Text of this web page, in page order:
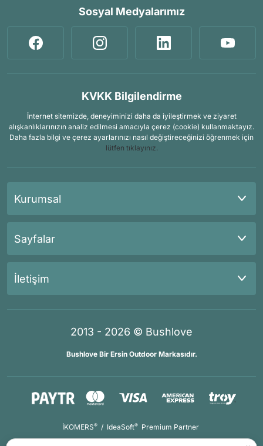
Sosyal Medyalarımız
KVKK Bilgilendirme
İnternet sitemizde, deneyiminizi daha da iyileştirmek ve ziyaret
alışkanlıklarınızın analiz edilmesi amacıyla çerez (cookie) kullanmaktayız.
Daha fazla bilgi ve çerez ayarlarınızı nasıl değiştireceğinizi öğrenmek için
lütfen tıklayınız.
Kurumsal
Sayfalar
İletişim
2013 - 2026 © Bushlove
Bushlove Bir Ersin Outdoor Markasıdır.
İKOMERS® / IdeaSoft® Premium Partner